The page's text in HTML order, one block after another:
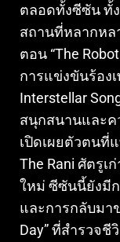
ตลอดทั้งซีซัน ทั้
สถานที่หลากห
ตอน “The
การแข่งขันร้อง
Interstellar
สนุกสนานและค
เปิดเผยตัวตนที่
The Rani ศัตรูเ
ใหม่ ซีซันนี้ยังมี
และการกลับมา
Day” ที่สำรวจ